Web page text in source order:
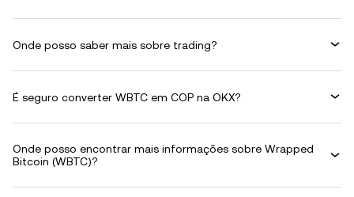
Onde posso saber mais sobre trading?
É seguro converter WBTC em COP na OKX?
Onde posso encontrar mais informações sobre Wrapped
Bitcoin (WBTC)?